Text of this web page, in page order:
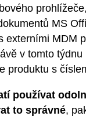
MS
externími MDM
v tomto týdnu
produktu s
používat
to správné,